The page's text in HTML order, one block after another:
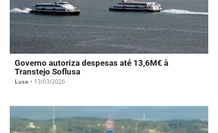
Governo autoriza despesas até 13,6M€ à
Transtejo Soflusa
Lusa • 13/03/2026